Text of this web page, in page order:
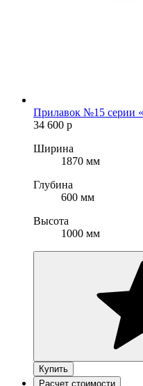
Прилавок №15 серии
34 600 р
Ширина
1870 мм
Глубина
600 мм
Высота
1000 мм
Купить
Расчет стоимости